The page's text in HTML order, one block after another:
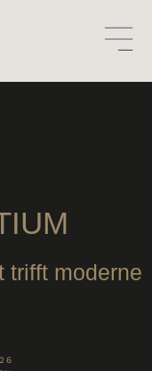
trifft moderne